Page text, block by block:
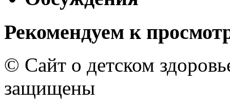
Рекомендуем к
© Сайт о детском
защищены